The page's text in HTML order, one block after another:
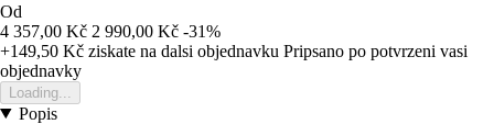
Od
4 357,00 Kč 2 990,00 Kč -31%
+149,50 Kč ziskate na dalsi objednavku Pripsano po potvrzeni vasi
objednavky
Loading...
Popis